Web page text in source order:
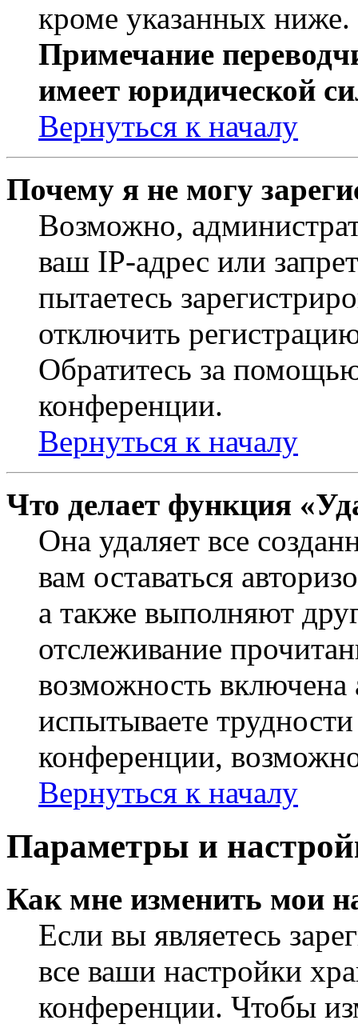
кроме указанных ниже.
Примечание
имеет юридической
Вернуться к началу
Почему я не могу
Возможно,
ваш IP-адрес или
пытаетесь
отключить
Обратитесь за
конференции.
Вернуться к началу
Что делает функция
Она удаляет все
вам оставаться
а также выполняют
отслеживание
возможность
испытываете
конференции,
Вернуться к началу
Параметры и
Как мне изменить мои
Если вы являетесь
все ваши настройки
конференции. Чтобы